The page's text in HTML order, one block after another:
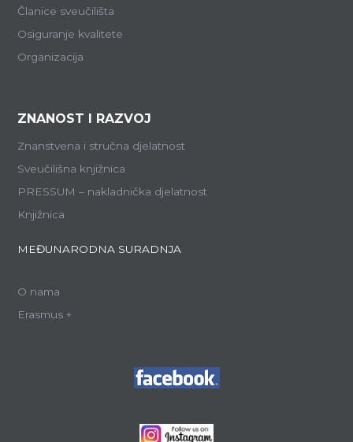
Članice sveučilišta
Osiguranje kvalitete
Organizacija
ZNANOST I RAZVOJ
Znanstvena i stručna djelatnost
Sveučilišna knjižnica
PRESSUM – nakladnička djelatnost
Knjižnica
MEĐUNARODNA SURADNJA
O nama
Erasmus +